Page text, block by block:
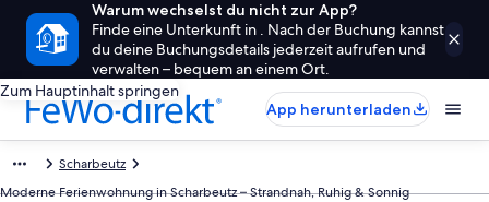
Warum wechselst du nicht zur App?
Finde eine Unterkunft in . Nach der Buchung kannst
du deine Buchungsdetails jederzeit aufrufen und
verwalten – bequem an einem Ort.
Zum Hauptinhalt springen
App herunterladen
Scharbeutz
Moderne Ferienwohnung in Scharbeutz – Strandnah, Ruhig & Sonnig